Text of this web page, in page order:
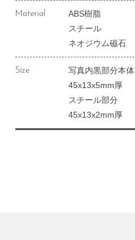
Material
ABS樹脂
スチール
ネオジウム磁石
Size
写真内黒部分本体
45x13x5mm厚
スチール部分
45x13x2mm厚